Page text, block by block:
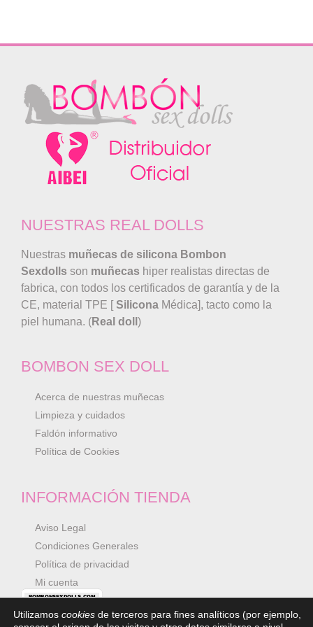
NUESTRAS REAL DOLLS
Nuestras muñecas de silicona Bombon
Sexdolls son muñecas hiper realistas directas de
fabrica, con todos los certificados de garantía y de la
CE, material TPE [Silicona Médica], tacto como la
piel humana. (Real doll )
BOMBON SEX DOLL
Acerca de nuestras muñecas
Limpieza y cuidados
Faldón informativo
Política de Cookies
INFORMACIÓN TIENDA
Aviso Legal
Condiciones Generales
Política de privacidad
Mi cuenta
Utilizamos cookies de terceros para fines analíticos (por ejemplo,